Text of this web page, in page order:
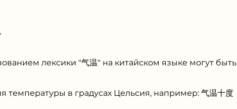
лексики "气温" на китайском языке могут быть
температуры в градусах Цельсия, например: 气温十度